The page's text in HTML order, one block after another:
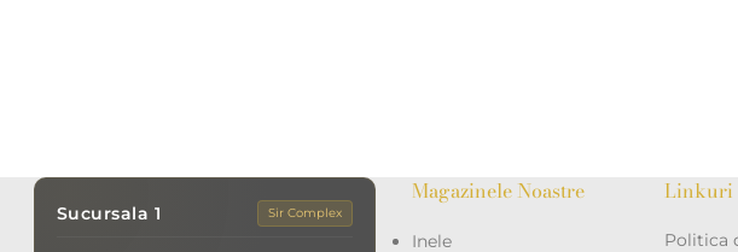
Sucursala 1 Sir Complex
Magazinele Noastre
Inele
Linkuri
Politica